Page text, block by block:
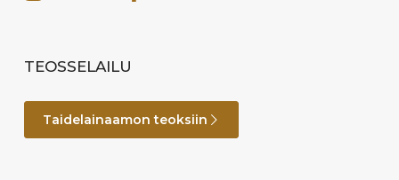
TEOSSELAILU
Taidelainaamon teoksiin